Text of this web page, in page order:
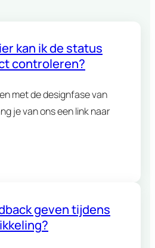
kan ik de status
controleren?
met de designfase van
je van ons een link naar
geven tijdens